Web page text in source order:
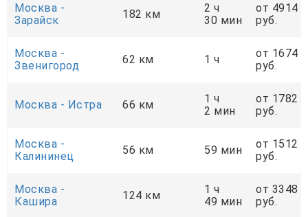
Москва -
Зарайск
182 км
2 ч
30 мин
от 4914
руб.
Москва -
Звенигород
62 км 1 ч
от 1674
руб.
Москва - Истра 66 км
1 ч
2 мин
от 1782
руб.
Москва -
Калининец
56 км 59 мин
от 1512
руб.
Москва -
Кашира
124 км
1 ч
49 мин
от 3348
руб.